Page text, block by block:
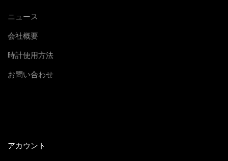
ニュース
会社概要
時計使用方法
お問い合わせ
アカウント